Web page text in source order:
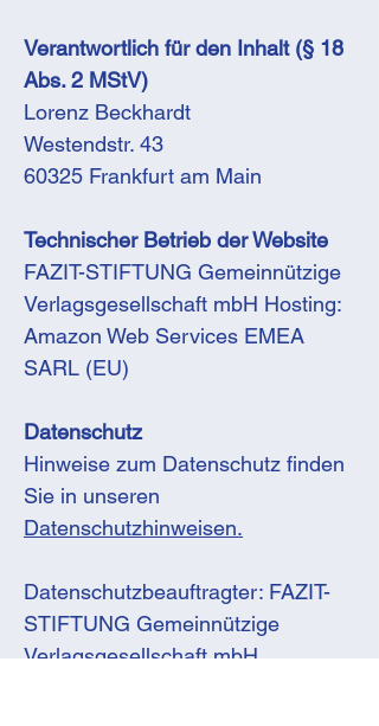
Verantwortlich für den Inhalt (§ 18
Abs. 2 MStV)
Lorenz Beckhardt
Westendstr. 43
60325 Frankfurt am Main
Technischer Betrieb der Website
FAZIT-STIFTUNG Gemeinnützige
Verlagsgesellschaft mbH Hosting:
Amazon Web Services EMEA
SARL (EU)
Datenschutz
Hinweise zum Datenschutz finden
Sie in unseren
Datenschutzhinweisen.
Datenschutzbeauftragter: FAZIT-
STIFTUNG Gemeinnützige
Verlagsgesellschaft mbH